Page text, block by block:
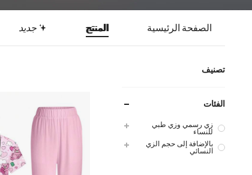
الصفحة الرئيسية المنتج جديد
تصنيف
الفئات
زي رسمي وزي طبي
للنساء
بالإضافة إلى حجم الزي
النسائي